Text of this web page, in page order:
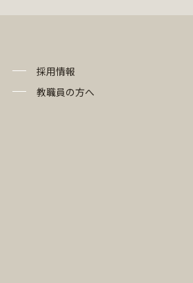
採用情報
教職員の方へ